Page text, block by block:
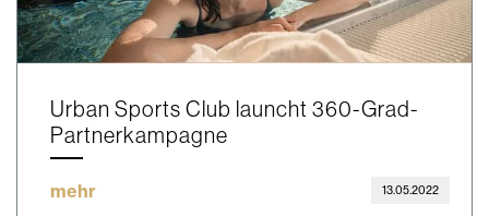
Urban Sports Club launcht 360-Grad-
Partnerkampagne
mehr 13.05.2022